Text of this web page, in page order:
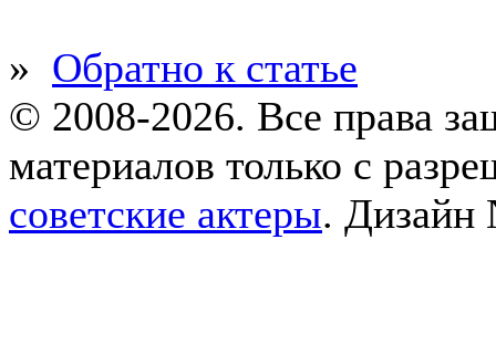
» Обратно к статье
© 2008-2026. Все права
материалов только с
советские актеры. Дизайн